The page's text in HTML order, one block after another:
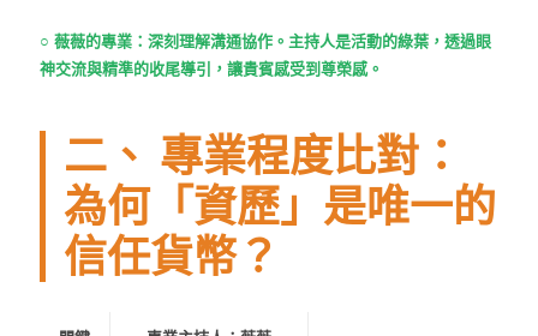
○ 薇薇的專業：深刻理解溝通協作。主持人是活動的綠葉，透過眼
神交流與精準的收尾導引，讓貴賓感受到尊榮感。
二、 專業程度比對：
為何「資歷」是唯一的
信任貨幣？